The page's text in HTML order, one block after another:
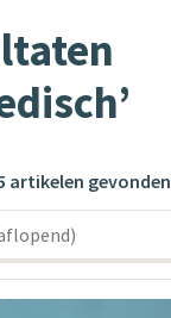
artikelen gevonden